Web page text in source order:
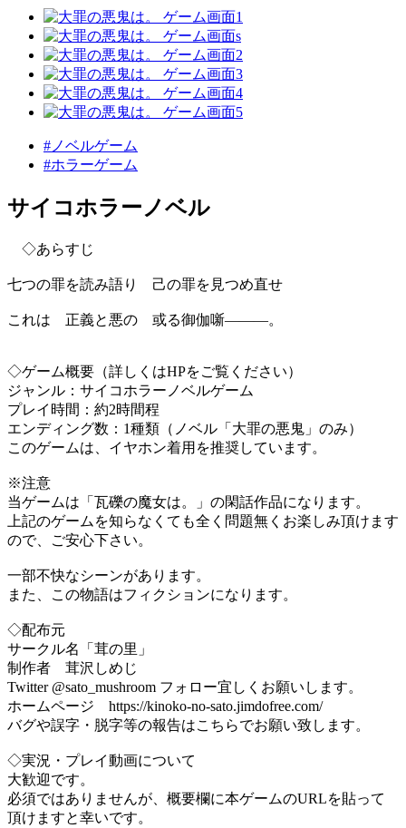
#ノベルゲーム
#ホラーゲーム
サイコホラーノベル
◇あらすじ
七つの罪を読み語り 己の罪を見つめ直せ
これは 正義と悪の 或る御伽噺―――。
◇ゲーム概要（詳しくはHPをご覧ください）
ジャンル：サイコホラーノベルゲーム
プレイ時間：約2時間程
エンディング数：1種類（ノベル「大罪の悪鬼」のみ）
このゲームは、イヤホン着用を推奨しています。
※注意
当ゲームは「瓦礫の魔女は。」の閑話作品になります。
上記のゲームを知らなくても全く問題無くお楽しみ頂けます
ので、ご安心下さい。
一部不快なシーンがあります。
また、この物語はフィクションになります。
◇配布元
サークル名「茸の里」
制作者 茸沢しめじ
Twitter @sato_mushroom フォロー宜しくお願いします。
ホームページ https://kinoko-no-sato.jimdofree.com/
バグや誤字・脱字等の報告はこちらでお願い致します。
◇実況・プレイ動画について
大歓迎です。
必須ではありませんが、概要欄に本ゲームのURLを貼って
頂けますと幸いです。